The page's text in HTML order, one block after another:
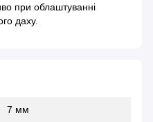
при облаштуванні
даху.
7 мм